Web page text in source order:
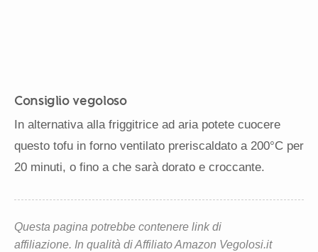
Consiglio vegoloso
In alternativa alla friggitrice ad aria potete cuocere
questo tofu in forno ventilato preriscaldato a 200°C per
20 minuti, o fino a che sarà dorato e croccante.
Questa pagina potrebbe contenere link di
affiliazione. In qualità di Affiliato Amazon Vegolosi.it